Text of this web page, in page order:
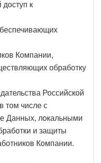
к
Компании,
обработку
Российской
том числе с
Данных, локальными
и защиты
Компании.